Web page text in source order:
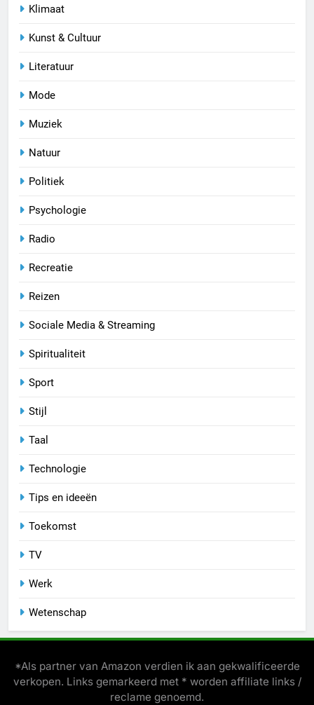
Klimaat
Kunst & Cultuur
Literatuur
Mode
Muziek
Natuur
Politiek
Psychologie
Radio
Recreatie
Reizen
Sociale Media & Streaming
Spiritualiteit
Sport
Stijl
Taal
Technologie
Tips en ideeën
Toekomst
TV
Werk
Wetenschap
*Als partner van Amazon verdien ik aan gekwalificeerde
verkopen. Links gemarkeerd met * worden affiliate links /
reclame genoemd.